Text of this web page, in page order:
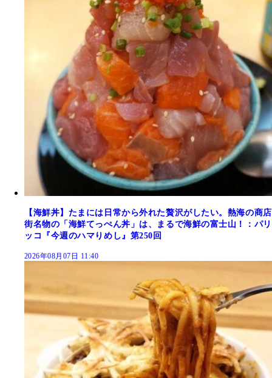
【海鮮丼】たまには日常から外れた贅沢がしたい。熱海の商店
街名物の「海鮮てっぺん丼」は、まるで海鮮の富士山！：パリ
ッコ『今週のハマりめし』第250回
2026年08月07日 11:40